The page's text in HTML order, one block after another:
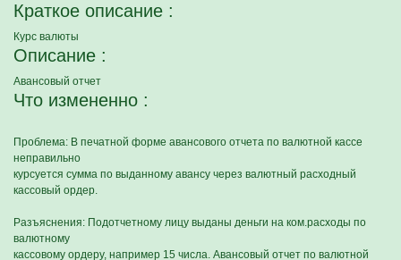
Краткое описание :
Курс валюты
Описание :
Авансовый отчет
Что измененно :
Проблема: В печатной форме авансового отчета по валютной кассе
неправильно
курсуется сумма по выданному авансу через валютный расходный
кассовый ордер.
Разъяснения: Подотчетному лицу выданы деньги на ком.расходы по
валютному
кассовому ордеру, например 15 числа. Авансовый отчет по валютной